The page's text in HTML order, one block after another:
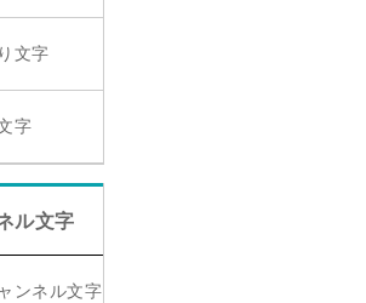
文字
字
ル文字
ンネル文字